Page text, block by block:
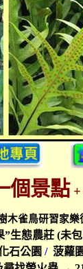
個景點 +
木雀鳥研習家樂
”生態農莊 (未
石公園 / 菠蘿